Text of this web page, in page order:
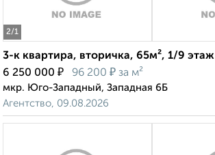
2/1
3-к квартира, вторичка, 65м², 1/9 этаж
6 250 000 ₽ 96 200 ₽ за м²
мкр. Юго-Западный, Западная 6Б
Агентство, 09.08.2026